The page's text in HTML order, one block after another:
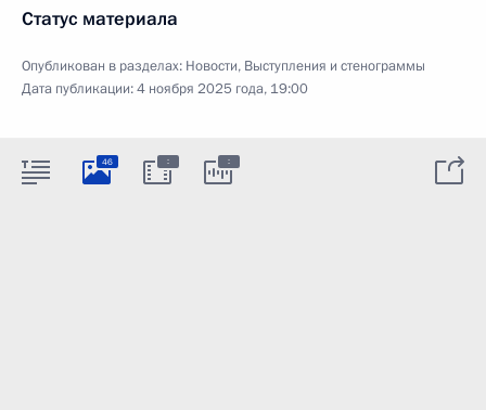
Статус материала
Опубликован в разделах: Новости, Выступления и стенограммы
Дата публикации:4 ноября 2025 года, 19:00
46 : :